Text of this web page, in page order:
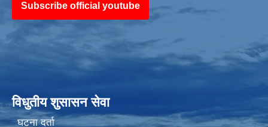
Subscribe official youtube
विधुतीय शुसासन सेवा
घटना दर्ता